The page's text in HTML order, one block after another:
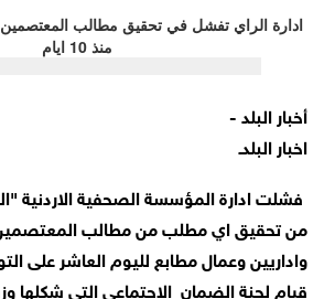
أخبار البلد -
اخبار البلدـ
فشلت ادارة المؤسسة الصحفية الاردنية
من تحقيق اي مطلب من مطالب
واداريين وعمال مطابع لليوم العاشر على
قيام لجنة الضمان الاجتماعي التي شكلها